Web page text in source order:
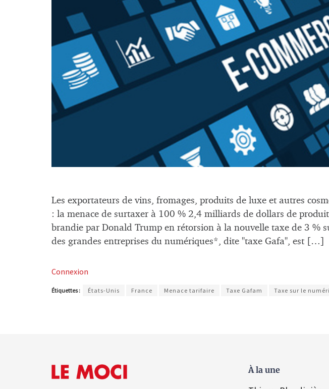
Les exportateurs de vins, fromages, produits de luxe et autres
: la menace de surtaxer à 100 % 2,4 milliards de dollars de
brandie par Donald Trump en rétorsion à la nouvelle taxe de 3 %
des grandes entreprises du numériques*, dite "taxe Gafa", est […]
Connexion
Étiquettes : États-Unis France Menace tarifaire Taxe Gafam Taxe sur le
À la une